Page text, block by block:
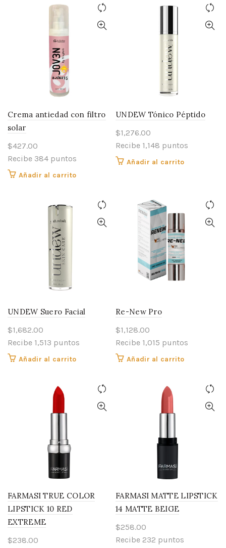
Crema antiedad con filtro
solar
$427.00
Recibe 384 puntos
Añadir al carrito
UNDEW Tónico Péptido
$1,276.00
Recibe 1,148 puntos
Añadir al carrito
UNDEW Suero Facial
$1,682.00
Recibe 1,513 puntos
Añadir al carrito
Re-New Pro
$1,128.00
Recibe 1,015 puntos
Añadir al carrito
FARMASI TRUE COLOR
LIPSTICK 10 RED
EXTREME
$238.00
FARMASI MATTE LIPSTICK
14 MATTE BEIGE
$258.00
Recibe 232 puntos